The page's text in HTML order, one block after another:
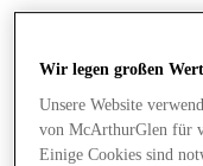
Wir legen großen
Unsere Website
von McArthurGlen für
Einige Cookies sind